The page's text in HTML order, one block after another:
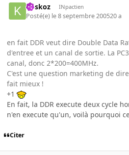
koskoz INpactien
Posté(e) le 8 septembre 200520 a
en fait DDR veut dire Double Data
d'entree et un canal de sortie. La
canal, donc 2*200=400MHz.
C'est une question marketing de
fait mieux !
+1
En fait, la DDR execute deux cycle
n'en execute qu'un, voilà pourquoi
Citer